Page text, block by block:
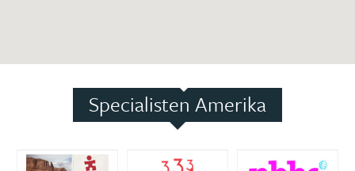
Specialisten Amerika